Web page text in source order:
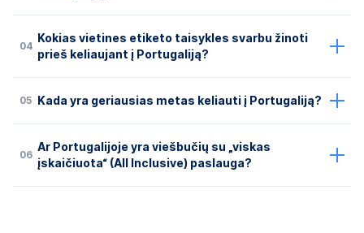
04
Kokias vietines etiketo taisykles svarbu žinoti
prieš keliaujant į Portugaliją?
05 Kada yra geriausias metas keliauti į Portugaliją?
06
Ar Portugalijoje yra viešbučių su „viskas
įskaičiuota“ (All Inclusive) paslauga?